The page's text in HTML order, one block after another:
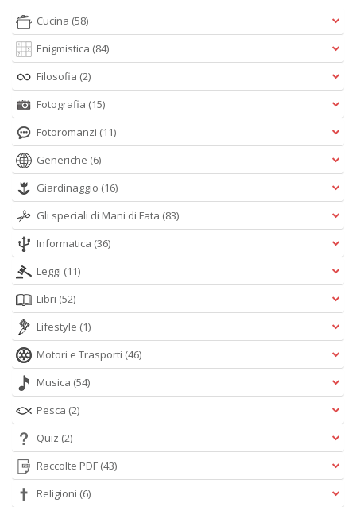
Cucina (58)
Enigmistica (84)
Filosofia (2)
Fotografia (15)
Fotoromanzi (11)
Generiche (6)
Giardinaggio (16)
Gli speciali di Mani di Fata (83)
Informatica (36)
Leggi (11)
Libri (52)
Lifestyle (1)
Motori e Trasporti (46)
Musica (54)
Pesca (2)
Quiz (2)
Raccolte PDF (43)
Religioni (6)